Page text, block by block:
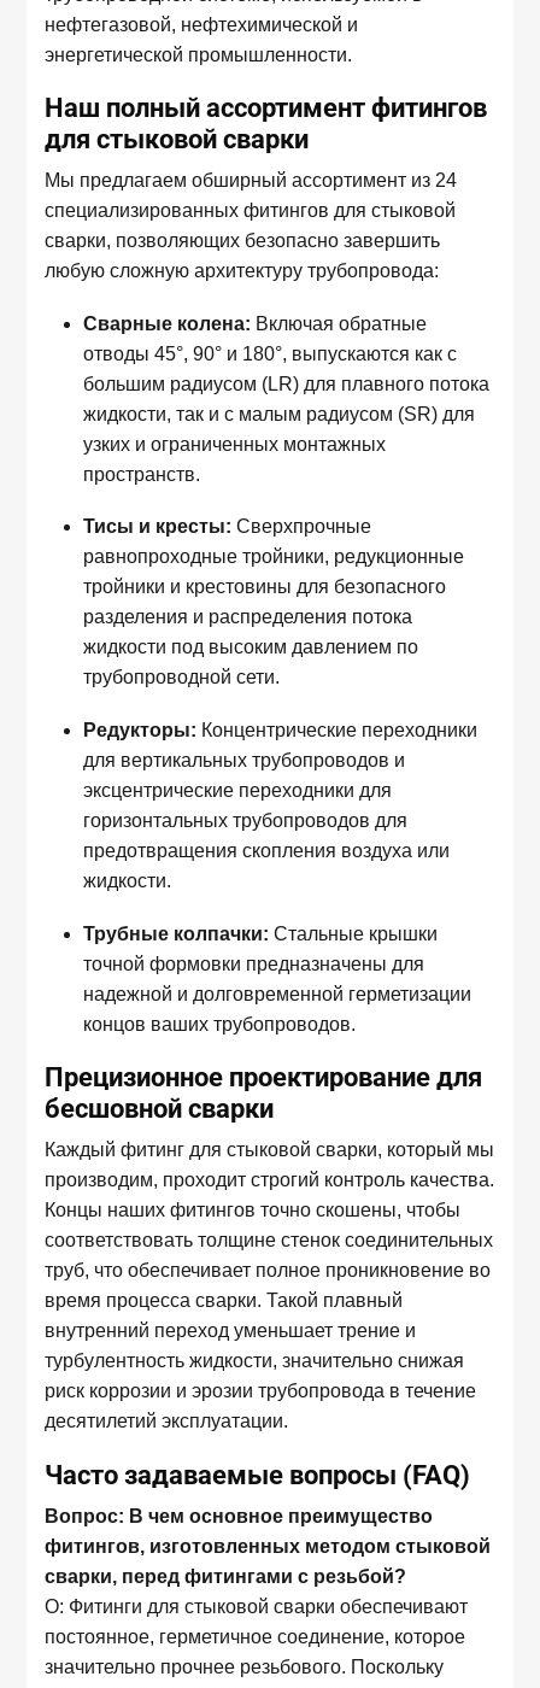
нефтегазовой, нефтехимической и
энергетической промышленности.
Наш полный ассортимент фитингов
для стыковой сварки
Мы предлагаем обширный ассортимент из 24
специализированных фитингов для стыковой
сварки, позволяющих безопасно завершить
любую сложную архитектуру трубопровода:
Сварные колена: Включая обратные
отводы 45°, 90° и 180°, выпускаются как с
большим радиусом (LR) для плавного потока
жидкости, так и с малым радиусом (SR) для
узких и ограниченных монтажных
пространств.
Тисы и кресты: Сверхпрочные
равнопроходные тройники, редукционные
тройники и крестовины для безопасного
разделения и распределения потока
жидкости под высоким давлением по
трубопроводной сети.
Редукторы: Концентрические переходники
для вертикальных трубопроводов и
эксцентрические переходники для
горизонтальных трубопроводов для
предотвращения скопления воздуха или
жидкости.
Трубные колпачки: Стальные крышки
точной формовки предназначены для
надежной и долговременной герметизации
концов ваших трубопроводов.
Прецизионное проектирование для
бесшовной сварки
Каждый фитинг для стыковой сварки, который мы
производим, проходит строгий контроль качества.
Концы наших фитингов точно скошены, чтобы
соответствовать толщине стенок соединительных
труб, что обеспечивает полное проникновение во
время процесса сварки. Такой плавный
внутренний переход уменьшает трение и
турбулентность жидкости, значительно снижая
риск коррозии и эрозии трубопровода в течение
десятилетий эксплуатации.
Часто задаваемые вопросы (FAQ)
Вопрос: В чем основное преимущество
фитингов, изготовленных методом стыковой
сварки, перед фитингами с резьбой?
О: Фитинги для стыковой сварки обеспечивают
постоянное, герметичное соединение, которое
значительно прочнее резьбового. Поскольку